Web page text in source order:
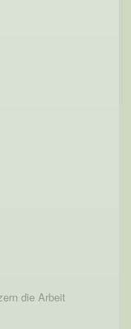
die Arbeit